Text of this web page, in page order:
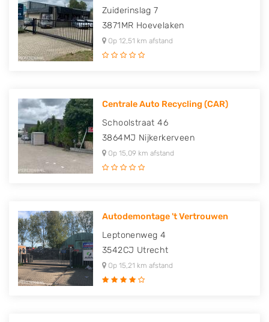
Zuiderinslag 7
3871MR Hoevelaken
Op 12,51 km afstand
Centrale Auto Recycling (CAR)
Schoolstraat 46
3864MJ Nijkerkerveen
Op 15,09 km afstand
Autodemontage 't Vertrouwen
Leptonenweg 4
3542CJ Utrecht
Op 15,21 km afstand